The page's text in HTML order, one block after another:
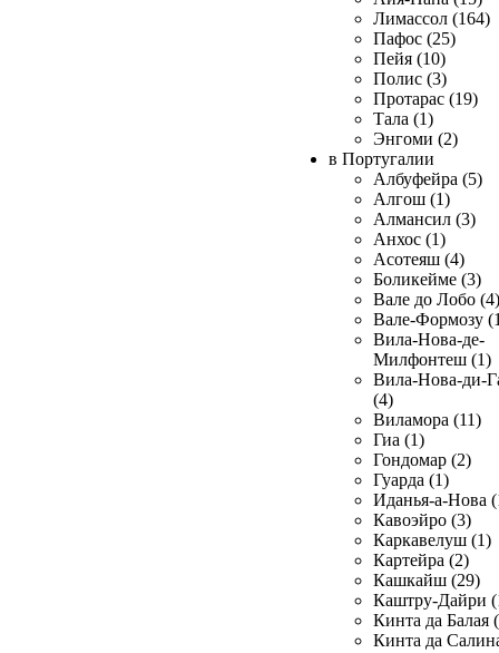
Лимассол (164)
Пафос (25)
Пейя (10)
Полис (3)
Протарас (19)
Тала (1)
Энгоми (2)
в Португалии
Албуфейра (5)
Алгош (1)
Алмансил (3)
Анхос (1)
Асотеяш (4)
Боликейме (3)
Вале до Лобо (4)
Вале-Формозу
Вила-Нова-де-
Милфонтеш (1)
Вила-Нова-ди-
(4)
Виламора (11)
Гиа (1)
Гондомар (2)
Гуарда (1)
Иданья-а-Нова
Кавоэйро (3)
Каркавелуш (1)
Картейра (2)
Кашкайш (29)
Каштру-Дайри
Кинта да Балая
Кинта да